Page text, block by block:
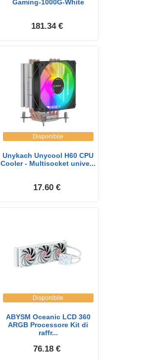
Gaming-1000G-White
181.34 €
Disponibile
Unykach Unycool H60 CPU
Cooler - Multisocket unive...
17.60 €
Disponibile
ABYSM Oceanic LCD 360
ARGB Processore Kit di
raffr...
76.18 €